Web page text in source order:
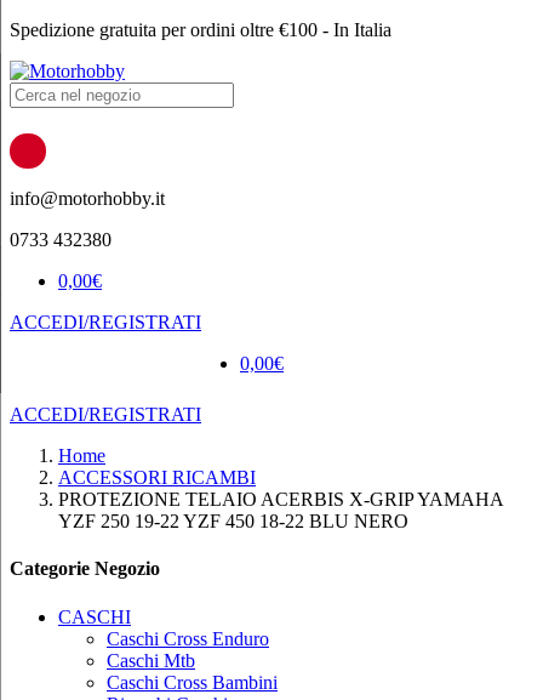
Spedizione gratuita per ordini oltre €100 - In Italia
Products
search
info@motorhobby.it
0733 432380
0,00€
ACCEDI/REGISTRATI
0,00€
ACCEDI/REGISTRATI
Home
ACCESSORI RICAMBI
PROTEZIONE TELAIO ACERBIS X-GRIP YAMAHA
YZF 250 19-22 YZF 450 18-22 BLU NERO
Categorie Negozio
CASCHI
Caschi Cross Enduro
Caschi Mtb
Caschi Cross Bambini